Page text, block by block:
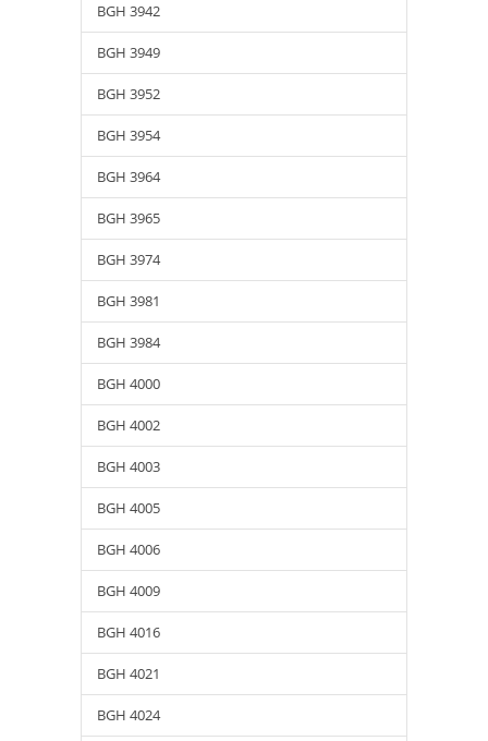
BGH 3942
BGH 3949
BGH 3952
BGH 3954
BGH 3964
BGH 3965
BGH 3974
BGH 3981
BGH 3984
BGH 4000
BGH 4002
BGH 4003
BGH 4005
BGH 4006
BGH 4009
BGH 4016
BGH 4021
BGH 4024